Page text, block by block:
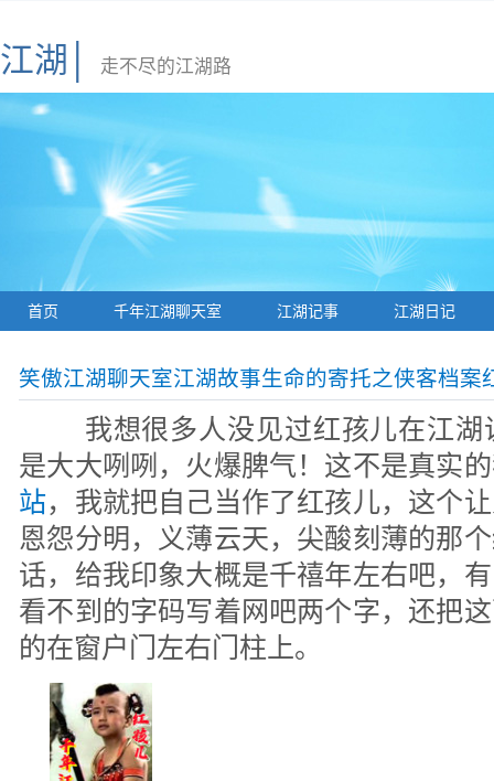
江湖│ 走不尽的江湖路
首页 千年江湖聊天室 江湖记事 江湖日记
笑傲江湖聊天室江湖故事生命的寄托之侠客档案
我想很多人没见过红孩儿在江湖
是大大咧咧，火爆脾气！这不是真实
站，我就把自己当作了红孩儿，这个
恩怨分明，义薄云天，尖酸刻薄的那
话，给我印象大概是千禧年左右吧，
看不到的字码写着网吧两个字，还把
的在窗户门左右门柱上。